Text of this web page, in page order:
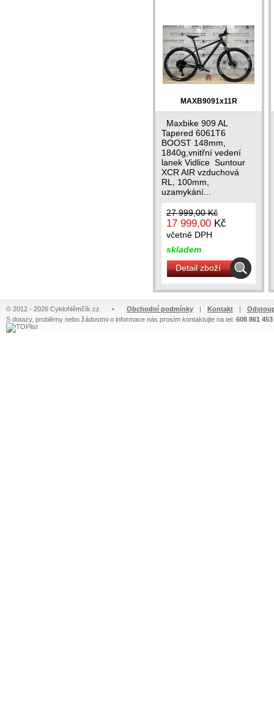
MAXB9091x11R
Maxbike 909 AL
Tapered 6061T6
BOOST 148mm,
1840g,vnitřní vedení
lanek Vidlice Suntour
XCR AIR vzduchová
RL, 100mm,
uzamykání...
27 999,00 Kč
17 999,00 Kč
včetně DPH
skladem
Detail zboží
© 2012 - 2026 CykloNěmčík.cz • Obchodní podmínky | Kontakt |
S dotazy, problémy nebo žádostmi o informace nás prosím kontaktujte na tel. 608 861 453